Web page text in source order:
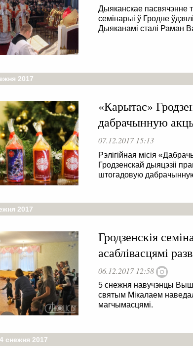
Дыяканскае
семінарыі ў Гродне
Дыяканамі сталі Раман
2017
«Карытас»
дабрачынную
07.12.2017 15:13
Рэлігійная місія
Гродзенскай дыяцэзіі
штогадовую
2017
Гродзенскія
асаблівасцямі
06.12.2017 12:58
5 снежня навучэнцы
святым Мікалаем
магчымасцямі.
снежня 2017